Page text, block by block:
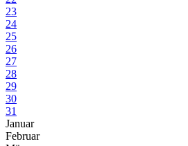
23
24
25
26
27
28
29
30
31
Januar
Februar